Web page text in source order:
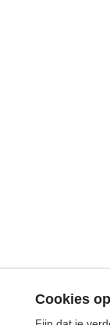
Cookies